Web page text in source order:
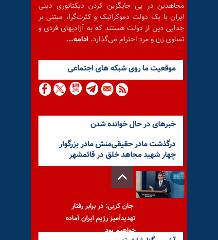
مجاهدین در پی جایگزین کردن دیکتاتوری دینی
ایران با یک دولت دموکراتیک و کثرت‌گرا، مبتنی بر
جدایی دین از دولت هستند که به آزادیهای فردی و
تساوی زن و مرد احترام می‌گذارد. ادامه...
موقعيت ما روى شبكه هاى اجتماعى
خبرهای در حال خوانده شدن
درگذشت مادر حقیقی‌منش مادر بزرگوار
چهار شهید مجاهد خلق در قائمشهر
جان کربی: در برابر رفتار
تهدیدآمیز رژیم ایران آماده
خواهیم بود